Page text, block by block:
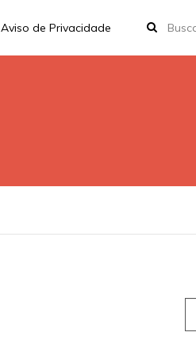
Aviso de Privacidade